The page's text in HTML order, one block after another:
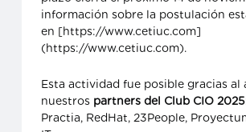
información sobre la postulación
en [https://www.cetiuc.com]
(https://www.cetiuc.com).
Esta actividad fue posible gracias al
nuestros partners del Club CIO 2025
Practia, RedHat, 23People,